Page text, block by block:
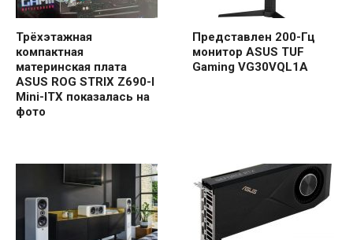
Трёхэтажная
компактная
материнская плата
ASUS ROG STRIX Z690-I
Mini-ITX показалась на
фото
Представлен 200-Гц
монитор ASUS TUF
Gaming VG30VQL1A